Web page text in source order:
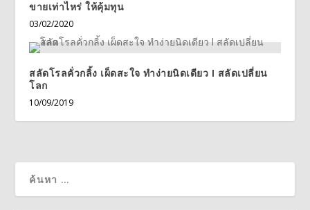
ขายเท่าไหร่ ให้คุ้มทุน
03/02/2020
สลัดโรลคั่วกลิ้ง เผ็ดสะใจ ทำง่ายนิดเดียว l สลัดเปลี่ยน
โลก
10/09/2019